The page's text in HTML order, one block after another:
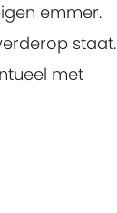
emmer.
staat.
met